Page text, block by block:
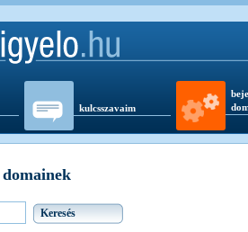
kulcsszavaim